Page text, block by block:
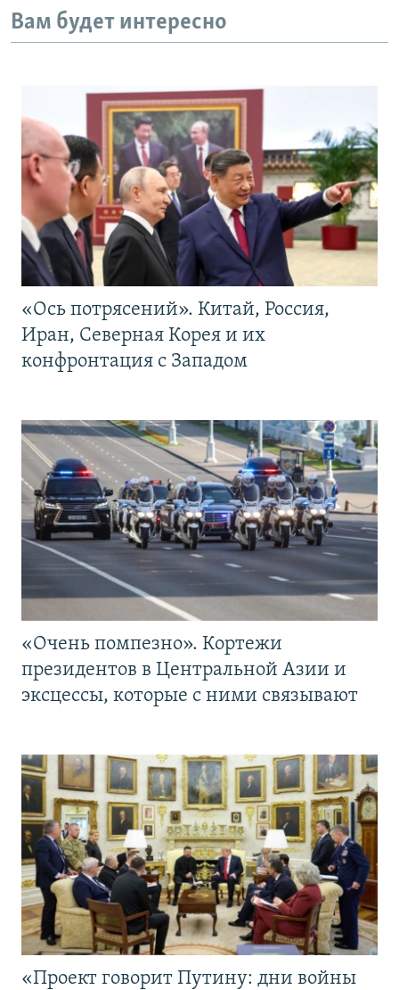
Вам будет интересно
«Ось потрясений». Китай, Россия,
Иран, Северная Корея и их
конфронтация с Западом
«Очень помпезно». Кортежи
президентов в Центральной Азии и
эксцессы, которые с ними связывают
«Проект говорит Путину: дни войны